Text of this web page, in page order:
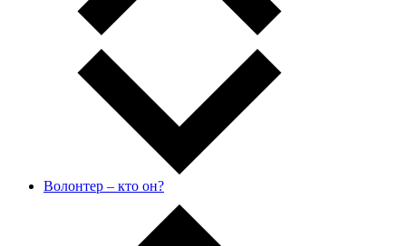
Волонтер – кто он?